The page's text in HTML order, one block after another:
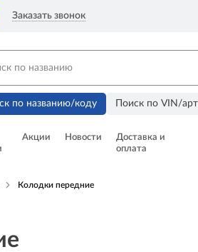
Заказать звонок
по названию/коду Поиск по VIN/
Акции Новости
Доставка и
оплата
Колодки передние